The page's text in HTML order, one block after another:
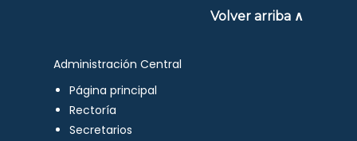
Volver arriba ∧
Administración Central
Página principal
Rectoría
Secretarios